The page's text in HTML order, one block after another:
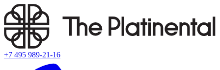
+7 495 989-21-16